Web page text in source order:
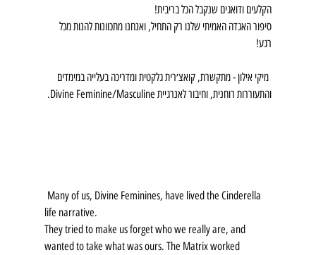
הקלעים ודואגים שנקבל הכל בריבית!
סיפור האגדה האמיתי שלנו רק התחיל, ואנחנו מתכוונות להנות מכל
רגע!
מיקי אילון - מתקשרת, קואצ׳רית גלקטית ומדריכה בעלייה במימדים
והתעוררות רוחנית, וחיבור לאנרגיית Divine Feminine/Masculine.
Many of us, Divine Feminines, have lived the Cinderella
life narrative.
They tried to make us forget who we really are, and
wanted to take what was ours. The Matrix worked